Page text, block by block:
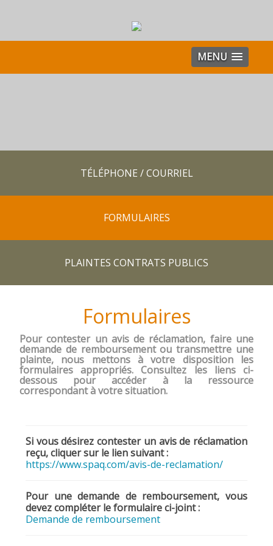
MENU
TÉLÉPHONE / COURRIEL
FORMULAIRES
PLAINTES CONTRATS PUBLICS
Formulaires
Pour contester un avis de réclamation, faire une
demande de remboursement ou transmettre une
plainte, nous mettons à votre disposition les
formulaires appropriés. Consultez les liens ci-
dessous pour accéder à la ressource
correspondant à votre situation.
Si vous désirez contester un avis de réclamation
reçu, cliquer sur le lien suivant :
https://www.spaq.com/avis-de-reclamation/
Pour une demande de remboursement, vous
devez compléter le formulaire ci-joint :
Demande de remboursement